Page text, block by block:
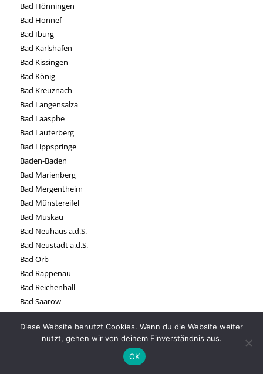
Bad Hönningen
Bad Honnef
Bad Iburg
Bad Karlshafen
Bad Kissingen
Bad König
Bad Kreuznach
Bad Langensalza
Bad Laasphe
Bad Lauterberg
Bad Lippspringe
Baden-Baden
Bad Marienberg
Bad Mergentheim
Bad Münstereifel
Bad Muskau
Bad Neuhaus a.d.S.
Bad Neustadt a.d.S.
Bad Orb
Bad Rappenau
Bad Reichenhall
Bad Saarow
Bad Salzuflen
Bad Sobernheim
Bad Soden-Salmünster
Diese Website benutzt Cookies. Wenn du die Website weiter
nutzt, gehen wir von deinem Einverständnis aus.
OK